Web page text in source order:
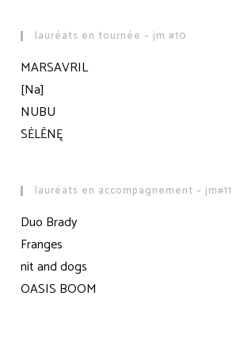
lauréats en tournée – jm #10
MARSAVRIL
[Na]
NUBU
SĖLĒNĘ
lauréats en accompagnement – jm#11
Duo Brady
Franges
nit and dogs
OASIS BOOM